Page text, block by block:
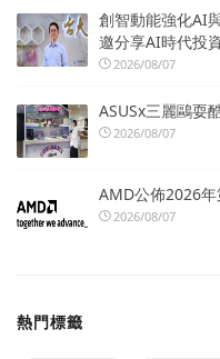
創智動能強化AI
邀分享AI時代投
2026/08/07
ASUSx三麗鷗耍
2026/08/07
AMD公佈2026
2026/08/07
熱門標籤